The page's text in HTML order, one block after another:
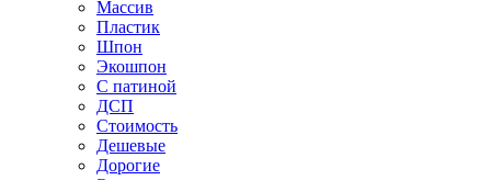
Массив
Пластик
Шпон
Экошпон
С патиной
ДСП
Стоимость
Дешевые
Дорогие